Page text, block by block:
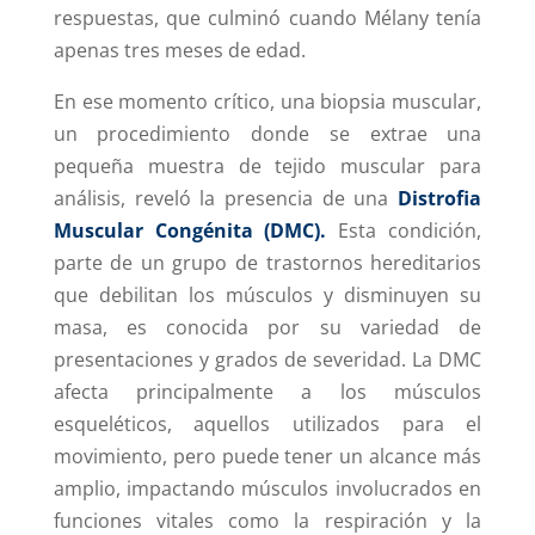
respuestas, que culminó cuando Mélany tenía
apenas tres meses de edad.
En ese momento crítico, una biopsia muscular,
un procedimiento donde se extrae una
pequeña muestra de tejido muscular para
análisis, reveló la presencia de una Distrofia
Muscular Congénita (DMC). Esta condición,
parte de un grupo de trastornos hereditarios
que debilitan los músculos y disminuyen su
masa, es conocida por su variedad de
presentaciones y grados de severidad. La DMC
afecta principalmente a los músculos
esqueléticos, aquellos utilizados para el
movimiento, pero puede tener un alcance más
amplio, impactando músculos involucrados en
funciones vitales como la respiración y la